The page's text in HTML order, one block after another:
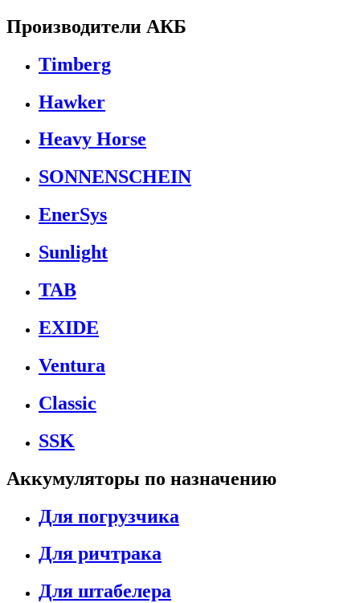
Производители АКБ
Timberg
Hawker
Heavy Horse
SONNENSCHEIN
EnerSys
Sunlight
TAB
EXIDE
Ventura
Classic
SSK
Аккумуляторы по назначению
Для погрузчика
Для ричтрака
Для штабелера